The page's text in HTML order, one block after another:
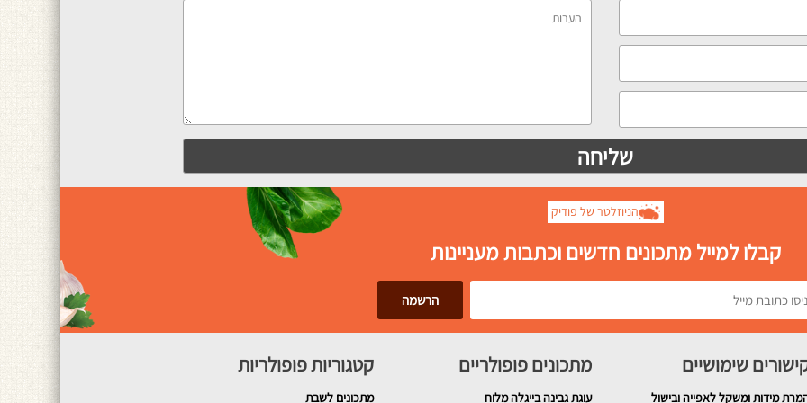
הניוזלטר של פודיק
קבלו למייל מתכונים חדשים וכתבות מעניינות
שימושיים
מידות ומשקל לאפייה ובישול
מתכונים פופולריים
עוגת גבינה בייגלה מלוח
קטגוריות פופולריות
מתכונים לשבת